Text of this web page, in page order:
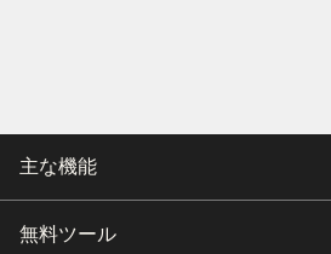
主な機能
無料ツール